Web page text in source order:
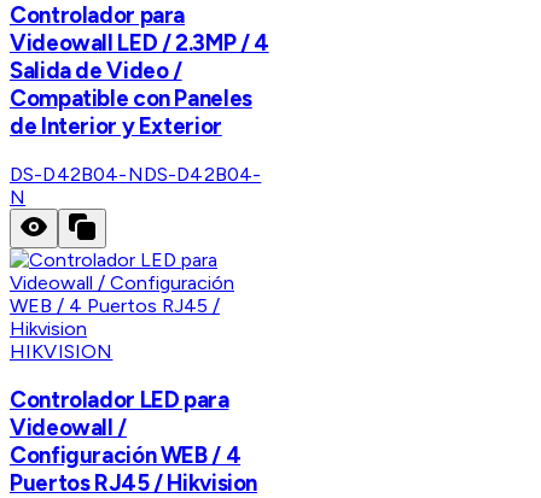
Controlador para
Videowall LED / 2.3MP / 4
Salida de Video /
Compatible con Paneles
de Interior y Exterior
DS-D42B04-NDS-D42B04-
N
HIKVISION
Controlador LED para
Videowall /
Configuración WEB / 4
Puertos RJ45 / Hikvision